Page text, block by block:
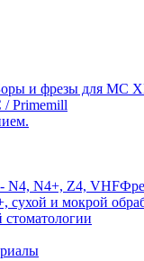
и фрезы для MC
Primemill
N4, N4+, Z4, VHF
сухой и мокрой